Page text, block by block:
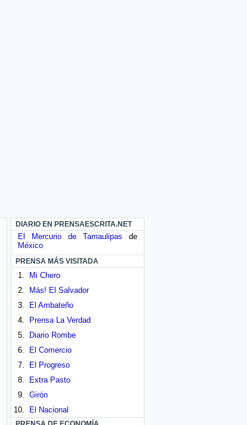
DIARIO EN PRENSAESCRITA.NET
El Mercurio de Tamaulipas de
México
PRENSA MÁS VISITADA
Mi Chero
Más! El Salvador
El Ambateño
Prensa La Verdad
Diario Rombe
El Comercio
El Progreso
Extra Pasto
Girón
El Nacional